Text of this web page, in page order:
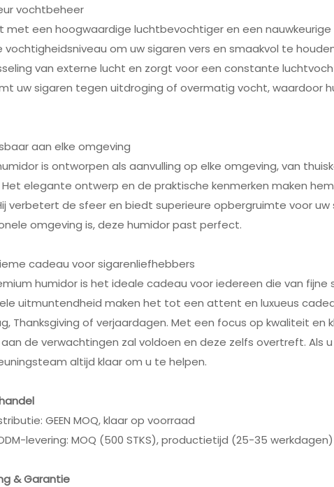
vochtbeheer
met een hoogwaardige luchtbevochtiger en een
om uw sigaren vers en smaakvol te
van externe lucht en zorgt voor een constante
uw sigaren tegen uitdroging of overmatig vocht, waardoor
aan elke omgeving
humidor is ontworpen als aanvulling op elke omgeving, van
Het elegante ontwerp en de praktische kenmerken maken
verbetert de sfeer en biedt superieure opbergruimte voor uw
omgeving is, deze humidor past perfect.
cadeau voor sigarenliefhebbers
humidor is het ideale cadeau voor iedereen die van
uitmuntendheid maken het tot een attent en luxueus
Thanksgiving of verjaardagen. Met een focus op kwaliteit
de verwachtingen zal voldoen en deze zelfs overtreft. Als
altijd klaar om u te helpen.
GEEN MOQ, klaar op voorraad
levering: MOQ (500 STKS), productietijd (25-35 werkdagen)
& Garantie